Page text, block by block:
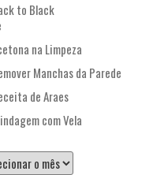
to Black
na Limpeza
Manchas da Parede
de Araes
com Vela